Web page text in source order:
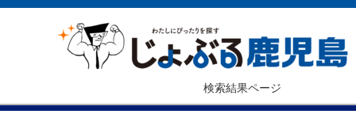
検索結果ページ